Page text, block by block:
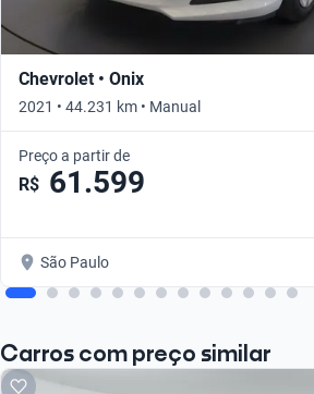
Chevrolet • Onix
2021 • 44.231 km • Manual
Preço a partir de
R$ 61.599
São Paulo
Carros com preço similar